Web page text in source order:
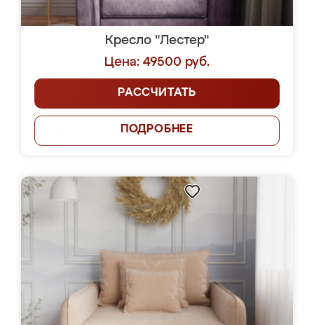
Кресло "Лестер"
Цена: 49500 руб.
РАССЧИТАТЬ
ПОДРОБНЕЕ